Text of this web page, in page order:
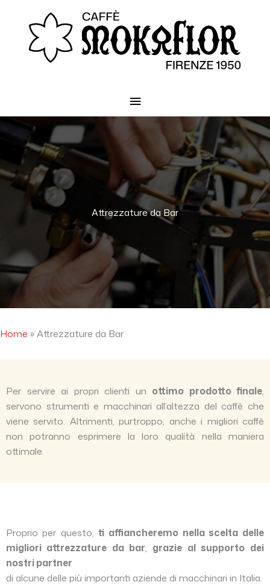
principale
Attrezzature da Bar
Home »Attrezzature da Bar
Per servire ai propri clienti un ottimo prodotto finale,
servono strumenti e macchinari all’altezza del caffè che
viene servito. Altrimenti, purtroppo, anche i migliori caffè
non potranno esprimere la loro qualità nella maniera
ottimale.
Proprio per questo, ti affiancheremo nella scelta delle
migliori attrezzature da bar, grazie al supporto dei
nostri partner
di alcune delle più importanti aziende di macchinari in Italia.